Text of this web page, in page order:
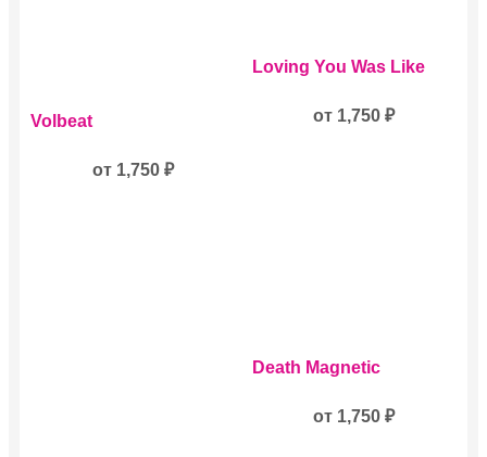
Этот
товар
несколько
Volbeat
от 1,750 ₽
Этот
товар
несколько
Loving You Was Like
от 1,750₽
Этот
товар
несколько
Death Magnetic
от 1,750₽